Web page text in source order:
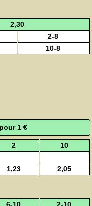
2,30
2-8
10-8
1 €
2
10
1,23 2,05
6-10
2-10